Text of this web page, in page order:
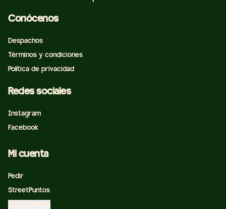
Conócenos
Despachos
Términos y condiciones
Política de privacidad
Redes sociales
Instagram
Facebook
Mi cuenta
Pedir
StreetPuntos